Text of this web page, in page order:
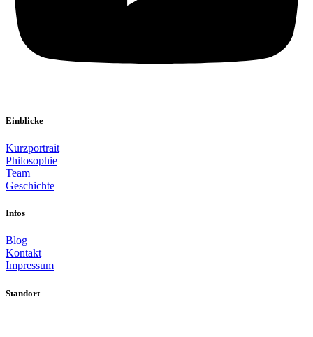
Einblicke
Kurzportrait
Philosophie
Team
Geschichte
Infos
Blog
Kontakt
Impressum
Standort